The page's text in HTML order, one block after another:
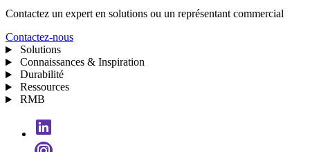
Contactez un expert en solutions ou un représentant commercial
Contactez-nous
Solutions
Connaissances & Inspiration
Durabilité
Ressources
RMB